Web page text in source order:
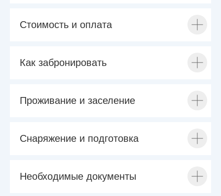
Стоимость и оплата
Как забронировать
Проживание и заселение
Снаряжение и подготовка
Необходимые документы